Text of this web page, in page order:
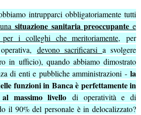
intrupparci obbligatoriamente tutti
situazione sanitaria preoccupantee
i colleghi che meritoriamente, per
devono sacrificarsi a svolgere
in ufficio), quando abbiamo dimostrato
di enti e pubbliche amministrazioni - la
funzioni in Banca è perfettamente in
massimo livello di operatività e di
il 90% del personale è in delocalizzato?